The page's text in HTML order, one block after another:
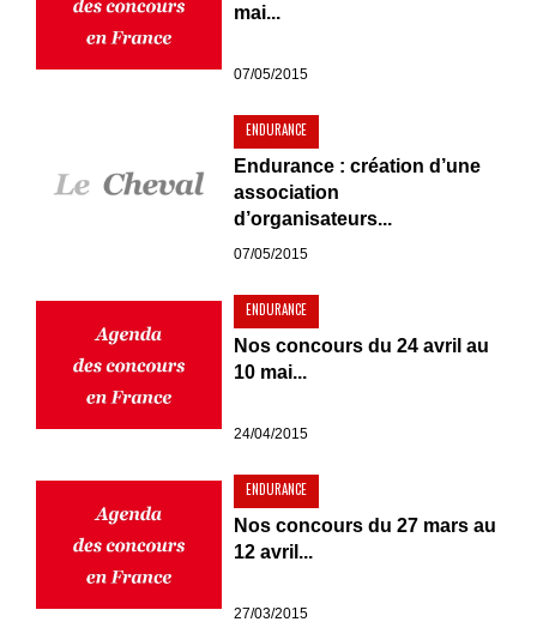
mai...
07/05/2015
ENDURANCE
Endurance : création d’une
association
d’organisateurs...
07/05/2015
ENDURANCE
Nos concours du 24 avril au
10 mai...
24/04/2015
ENDURANCE
Nos concours du 27 mars au
12 avril...
27/03/2015